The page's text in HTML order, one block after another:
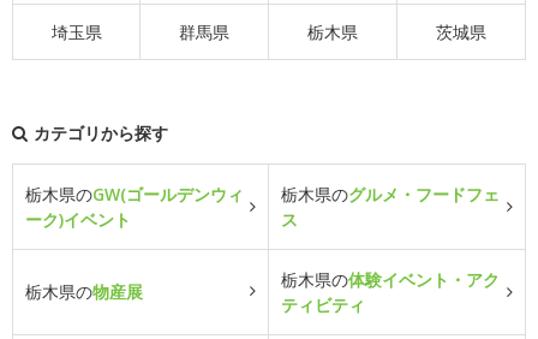
埼玉県 群馬県 栃木県 茨城県
カテゴリから探す
栃木県のGW(ゴールデンウィ
ーク)イベント
栃木県のグルメ・フードフェ
ス
栃木県の物産展
栃木県の体験イベント・アク
ティビティ